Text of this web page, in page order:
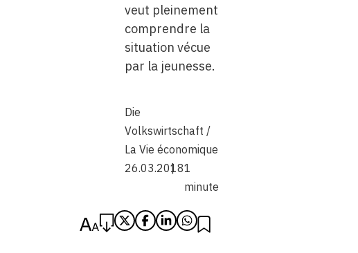
veut pleinement
comprendre la
situation vécue
par la jeunesse.
Die
Volkswirtschaft /
La Vie économique
26.03.20181
minute